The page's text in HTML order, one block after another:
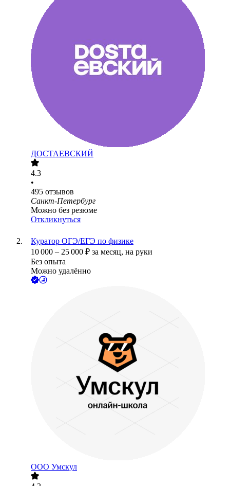
ДОСТАЕВСКИЙ
4.3
•
495 отзывов
Санкт-Петербург
Можно без резюме
Откликнуться
Куратор ОГЭ/ЕГЭ по физике
10 000 – 25 000 ₽ за месяц, на руки
Без опыта
Можно удалённо
ООО Умскул